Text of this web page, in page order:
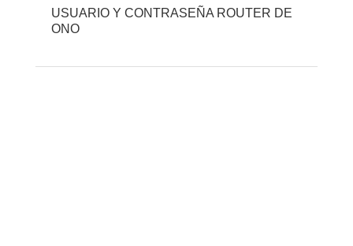
USUARIO Y CONTRASEÑA ROUTER DE
ONO